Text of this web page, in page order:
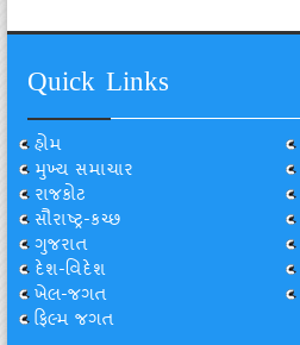
Quick Links
હોમ
મુખ્ય સમાચાર
રાજકોટ
સૌરાષ્ટ્ર-કચ્છ
ગુજરાત
દેશ-વિદેશ
ખેલ-જગત
ફિલ્મ જગત